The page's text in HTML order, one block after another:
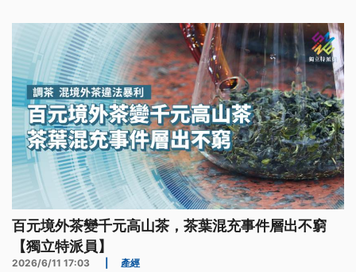
百元境外茶變千元高山茶，茶葉混充事件層出不窮
【獨立特派員】
2026/6/11 17:03 產經